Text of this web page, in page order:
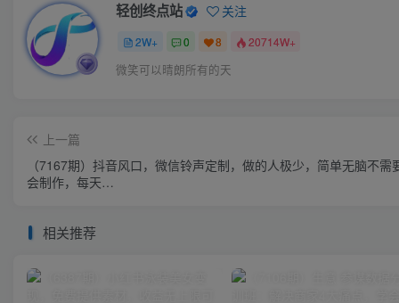
轻创终点站 关注
2W+ 0 8 20714W+
微笑可以晴朗所有的天
上一篇
（7167期）抖音风口，微信铃声定制，做的人极少，简单无脑不需
会制作，每天…
相关推荐